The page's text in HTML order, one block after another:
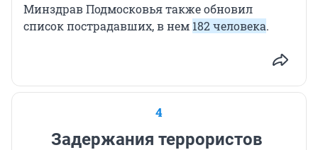
Минздрав Подмосковья также обновил
список пострадавших, в нем 182 человека.
4
Задержания террористов